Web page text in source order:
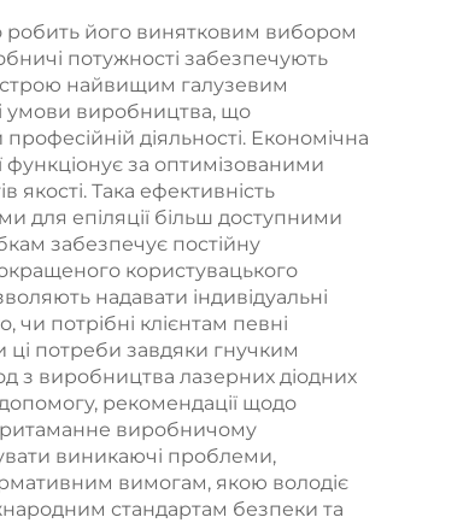
целюліту,
підтягування та
омолодження
шкіри обличчя за
допомогою
радіочастотної
терапії, а також для
схуднення та
зменшення об’ємів
тіла
робить його винятковим вибором
потужності забезпечують
найвищим галузевим
умови виробництва, що
діяльності. Економічна
функціонує за оптимізованими
Така ефективність
для епіляції більш доступними
забезпечує постійну
користувацького
надавати індивідуальні
потрібні клієнтам певні
ці потреби завдяки гнучким
з виробництва лазерних діодних
рекомендації щодо
виробничому
виникаючі проблеми,
вимогам, якою володіє
стандартам безпеки та